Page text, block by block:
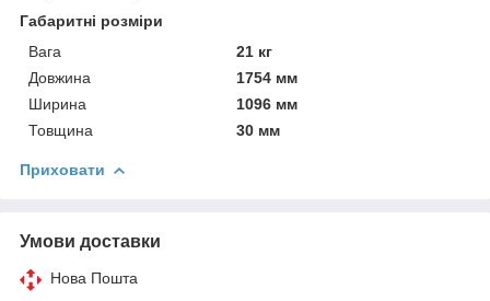
Габаритні розміри
Вага
21 кг
Довжина
1754 мм
Ширина
1096 мм
Товщина
30 мм
Приховати
Умови доставки
Нова Пошта